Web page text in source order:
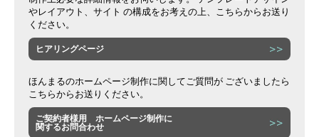
やレイアウト、サイト の構成をお考えの上、こちらからお送り
ください。
ヒアリングページ
ほんまるのホームページ制作に関してご質問が ございましたら
こちらからお送りください。
ご契約者様用 ホームページ制作に
関するお問合わせ